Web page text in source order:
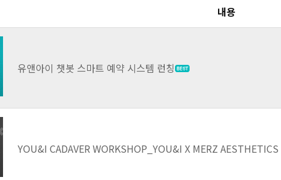
내용
유앤아이 챗봇 스마트 예약 시스템 런칭
YOU&I CADAVER WORKSHOP_YOU&I X MERZ AESTHETICS